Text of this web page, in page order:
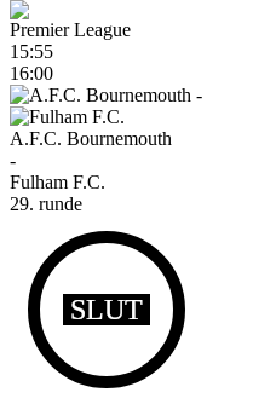
Premier League
15:55
16:00
-
A.F.C. Bournemouth
-
Fulham F.C.
29. runde
SLUT